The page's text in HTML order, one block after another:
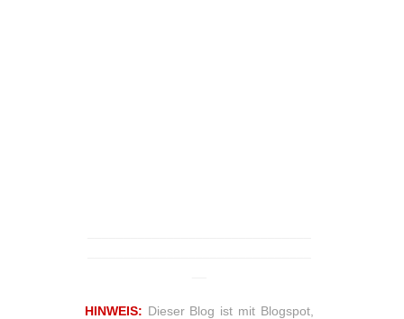
HINWEIS: Dieser Blog ist mit Blogspot,